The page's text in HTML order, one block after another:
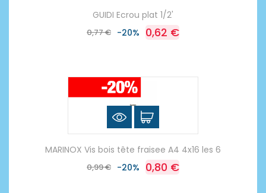
GUIDI Ecrou plat 1/2'
0,77 € -20% 0,62 €
MARINOX Vis bois tête fraisee A4 4x16 les 6
0,99 € -20% 0,80 €